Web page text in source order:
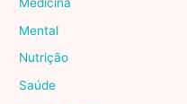
Medicina
Mental
Nutrição
Saúde